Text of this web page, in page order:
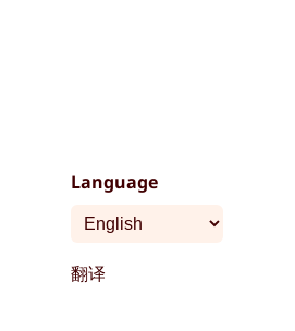
Language
翻译